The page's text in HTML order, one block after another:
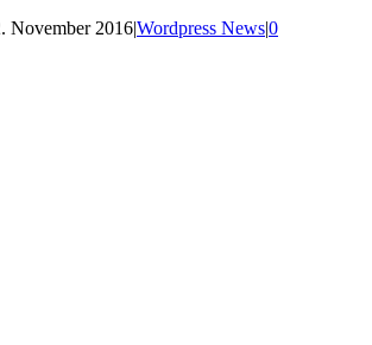
November 2016|Wordpress News|0